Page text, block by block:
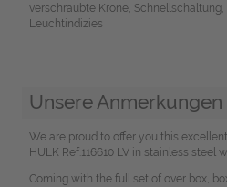
verschraubte Krone,
Leuchtindizies
Unsere Anmerkungen
We are proud to offer you this
HULK Ref.116610 LV in stainless steel
Coming with the full set of over box,